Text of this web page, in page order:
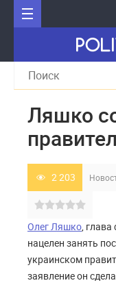
Ляшко
2 203
Олег Ляшко,
нацелен занять
украинском
заявление он